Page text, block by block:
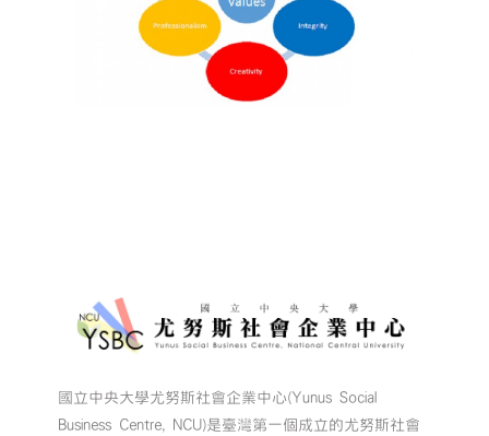
國立中央大學尤努斯社會企業中心(Yunus Social
Business Centre, NCU)是臺灣第一個成立的尤努斯社會